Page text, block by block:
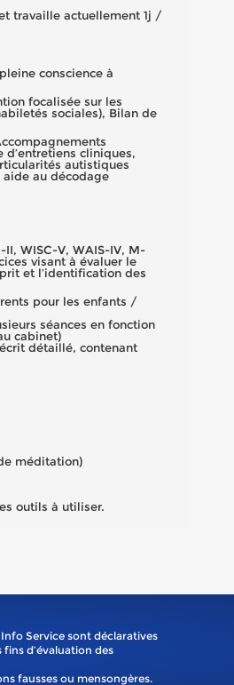
travaille actuellement 1j /
conscience à
focalisée sur les
sociales), Bilan de
cliniques,
autistiques
aide au décodage
WISC-V, WAIS-IV, M-
visant à évaluer le
et l’identification des
pour les enfants /
séances en fonction
cabinet)
détaillé, contenant
méditation)
outils à utiliser.
Service sont déclaratives
d’évaluation des
fausses ou mensongères.